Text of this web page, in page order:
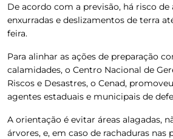
De acordo com a previsão, há risco
enxurradas e deslizamentos de terra
feira.
Para alinhar as ações de preparação
calamidades, o Centro Nacional de
Riscos e Desastres, o Cenad,
agentes estaduais e municipais de
A orientação é evitar áreas alagadas,
árvores, e, em caso de rachaduras nas